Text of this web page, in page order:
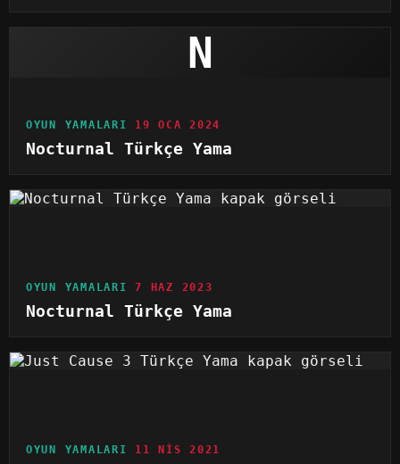
N
OYUN YAMALARI 19 OCA 2024
Nocturnal Türkçe Yama
OYUN YAMALARI 7 HAZ 2023
Nocturnal Türkçe Yama
OYUN YAMALARI 11 NIS 2021